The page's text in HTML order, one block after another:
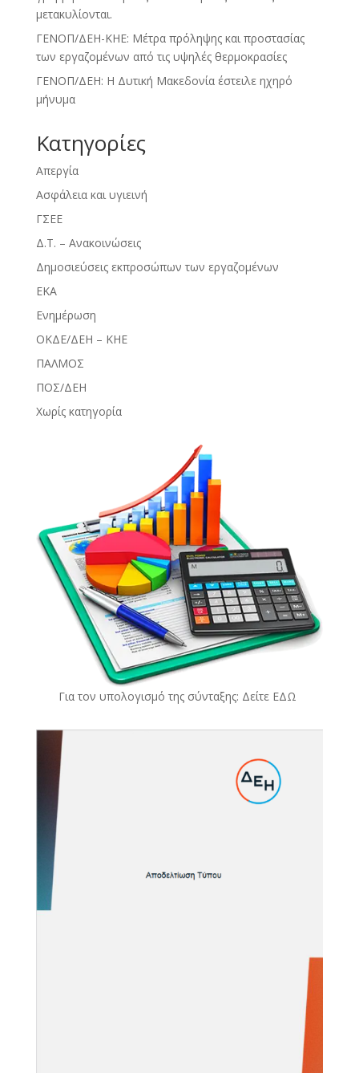
μετακυλίονται.
ΓΕΝΟΠ/ΔΕΗ-ΚΗΕ: Μέτρα πρόληψης και προστασίας
των εργαζομένων από τις υψηλές θερμοκρασίες
ΓΕΝΟΠ/ΔΕΗ: Η Δυτική Μακεδονία έστειλε ηχηρό
μήνυμα
Kατηγορίες
Απεργία
Ασφάλεια και υγιεινή
ΓΣΕΕ
Δ.Τ. – Ανακοινώσεις
Δημοσιεύσεις εκπροσώπων των εργαζομένων
ΕΚΑ
Ενημέρωση
ΟΚΔΕ/ΔΕΗ – ΚΗΕ
ΠΑΛΜΟΣ
ΠΟΣ/ΔΕΗ
Χωρίς κατηγορία
Για τον υπολογισμό της σύνταξης: Δείτε ΕΔΩ